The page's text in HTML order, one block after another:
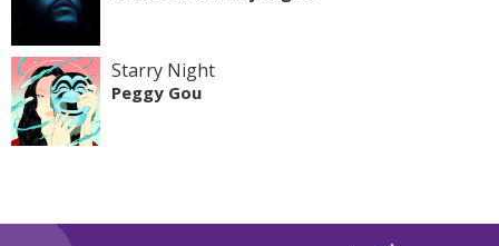
Starry Night
Peggy Gou